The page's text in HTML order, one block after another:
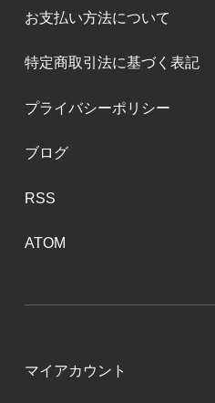
お支払い方法について
特定商取引法に基づく表記
プライバシーポリシー
ブログ
RSS
ATOM
マイアカウント